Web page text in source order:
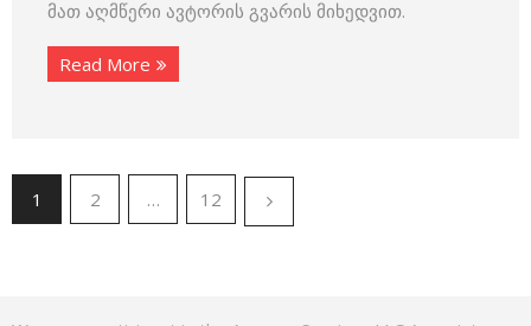
მათ აღმწერი ავტორის გვარის მიხედვით.
Read More
1 2 … 12